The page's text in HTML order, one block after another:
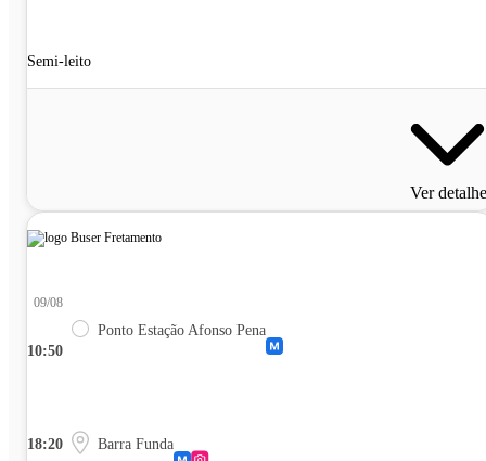
Semi-leito
Ver
10:50
09/08
Ponto Estação Afonso Pena
18:20 Barra Funda